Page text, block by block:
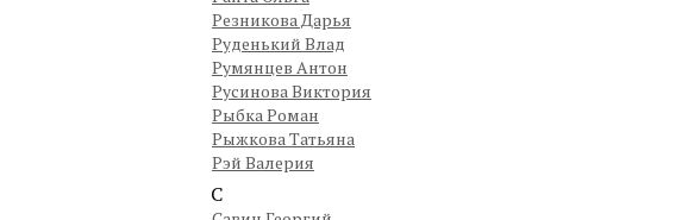
Резникова Дарья
Руденький Влад
Румянцев Антон
Русинова Виктория
Рыбка Роман
Рыжкова Татьяна
Рэй Валерия
С